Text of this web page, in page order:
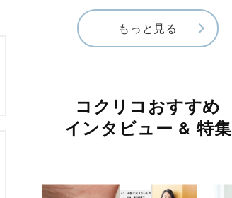
もっと見る
コクリコおすすめ
インタビュー & 特集